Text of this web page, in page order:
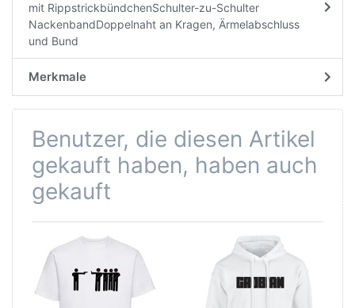
mit RippstrickbündchenSchulter-zu-Schulter
NackenbandDoppelnaht an Kragen, Ärmelabschluss
und Bund
Merkmale
Benutzer, die diesen Artikel
gekauft haben, haben auch
gekauft